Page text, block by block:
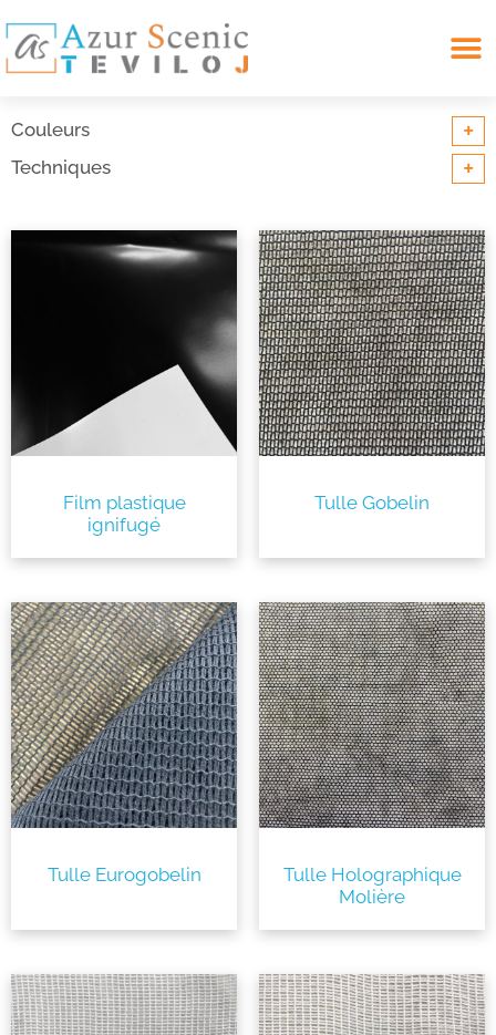
Couleurs +
Techniques +
Film plastique
ignifugé
Tulle Gobelin
Tulle Eurogobelin
Tulle Holographique
Molière